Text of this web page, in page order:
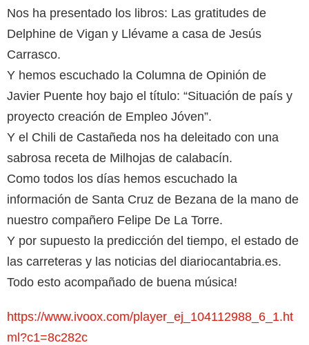
Nos ha presentado los libros: Las gratitudes de
Delphine de Vigan y Llévame a casa de Jesús
Carrasco.
Y hemos escuchado la Columna de Opinión de
Javier Puente hoy bajo el título: “Situación de país y
proyecto creación de Empleo Jóven”.
Y el Chili de Castañeda nos ha deleitado con una
sabrosa receta de Milhojas de calabacín.
Como todos los días hemos escuchado la
información de Santa Cruz de Bezana de la mano de
nuestro compañero Felipe De La Torre.
Y por supuesto la predicción del tiempo, el estado de
las carreteras y las noticias del diariocantabria.es.
Todo esto acompañado de buena música!
https://www.ivoox.com/player_ej_104112988_6_1.ht
ml?c1=8c282c